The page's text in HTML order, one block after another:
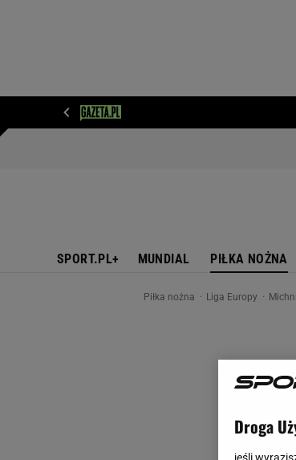
SPORT.PL+ MUNDIAL PIŁKA NOŻNA
Piłka nożna Liga Europy
Droga